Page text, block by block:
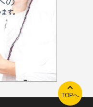
TOPへ